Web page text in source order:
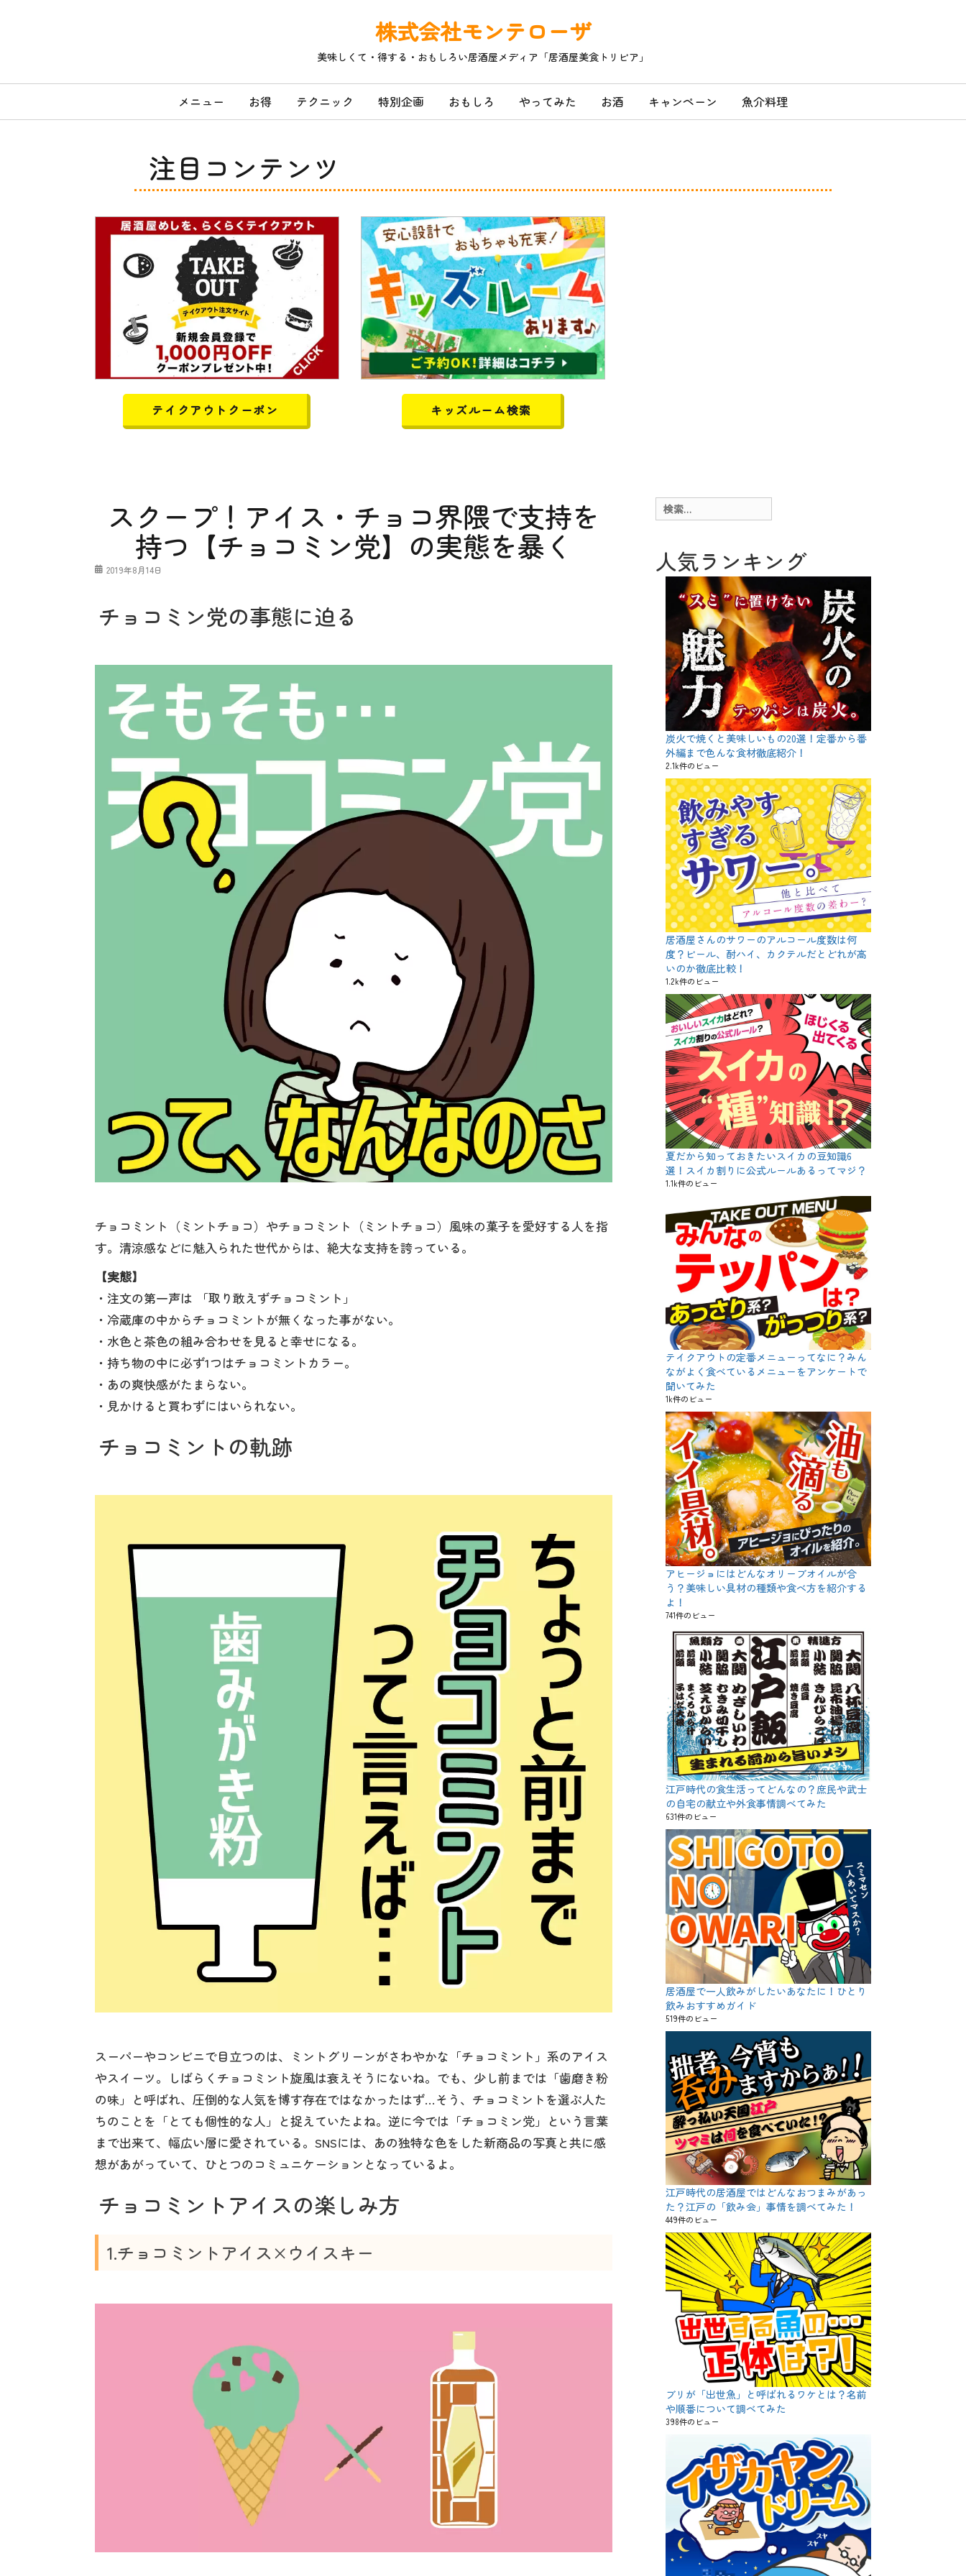
ッ
株式会社モンテローザ
美味しくて・得する・おもしろい居酒屋メディア「居酒屋美食トリビア」
イ
メニュー お得 テクニック 特別企画 おもしろ やってみた お酒 キャンペーン 魚介料理
注目コンテンツ
テイクアウトクーポン キッズルーム検索
スクープ！アイス・チョコ界隈で支持を
持つ【チョコミン党】の実態を暴く
投 2019年8月14日
チョコミン党の事態に迫る
チョコミント（ミントチョコ）やチョコミント（ミントチョコ）風味の菓子を愛好する人を指
す。清涼感などに魅入られた世代からは、絶大な支持を誇っている。
【実態】
・注文の第一声は 「取り敢えずチョコミント」
・冷蔵庫の中からチョコミントが無くなった事がない。
・水色と茶色の組み合わせを見ると幸せになる。
・持ち物の中に必ず1つはチョコミントカラー。
・あの爽快感がたまらない。
・見かけると買わずにはいられない。
チョコミントの軌跡
スーパーやコンビニで目立つのは、ミントグリーンがさわやかな「チョコミント」系のアイス
やスイーツ。しばらくチョコミント旋風は衰えそうにないね。でも、少し前までは「歯磨き粉
の味」と呼ばれ、圧倒的な人気を博す存在ではなかったはず…そう、チョコミントを選ぶ人た
ちのことを「とても個性的な人」と捉えていたよね。逆に今では「チョコミン党」という言葉
まで出来て、幅広い層に愛されている。SNSには、あの独特な色をした新商品の写真と共に感
想があがっていて、ひとつのコミュニケーションとなっているよ。
チョコミントアイスの楽しみ方
1.チョコミントアイス×ウイスキー
検
索:
人気ランキング
炭火で焼くと美味しいもの20選！定番から番
外編まで色んな食材徹底紹介！
2.1k件のビュー
居酒屋さんのサワーのアルコール度数は何
度？ビール、酎ハイ、カクテルだとどれが高
いのか徹底比較！
1.2k件のビュー
夏だから知っておきたいスイカの豆知識6
選！スイカ割りに公式ルールあるってマジ？
1.1k件のビュー
テイクアウトの定番メニューってなに？みん
ながよく食べているメニューをアンケートで
聞いてみた
1k件のビュー
アヒージョにはどんなオリーブオイルが合
う？美味しい具材の種類や食べ方を紹介する
よ！
741件のビュー
江戸時代の食生活ってどんなの？庶民や武士
の自宅の献立や外食事情調べてみた
631件のビュー
居酒屋で一人飲みがしたいあなたに！ひとり
飲みおすすめガイド
519件のビュー
江戸時代の居酒屋ではどんなおつまみがあっ
た？江戸の「飲み会」事情を調べてみた！
449件のビュー
ブリが「出世魚」と呼ばれるワケとは？名前
や順番について調べてみた
398件のビュー